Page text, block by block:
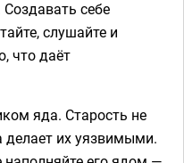
себе
слушайте и
что даёт
яда. Старость не
их уязвимыми.